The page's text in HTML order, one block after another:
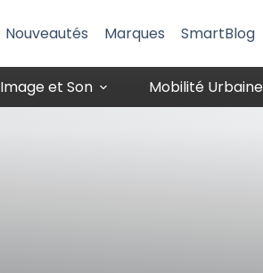
Nouveautés Marques SmartBlog
Image et Son Mobilité Urbaine